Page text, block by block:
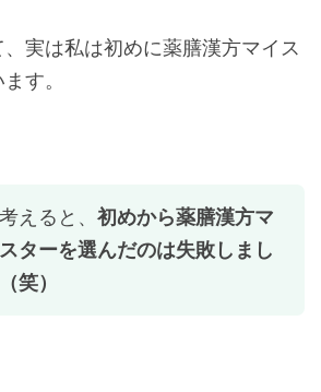
実は私は初めに薬膳漢方マイス
す。
えると、 初めから薬膳漢方マ
ターを選んだのは失敗しまし
笑）